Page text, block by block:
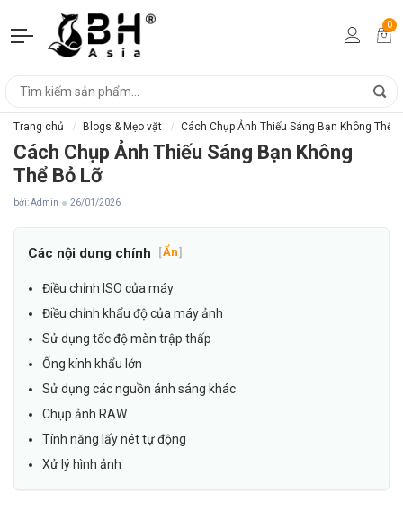
0
Trang chủ Blogs & Mẹo vặt Cách Chụp Ảnh Thiếu Sáng Bạn Không Thể
Cách Chụp Ảnh Thiếu Sáng Bạn Không
Thể Bỏ Lỡ
bởi: Admin 26/01/2026
Các nội dung chính [Ẩn]
Điều chỉnh ISO của máy
Điều chỉnh khẩu độ của máy ảnh
Sử dụng tốc độ màn trập thấp
Ống kính khẩu lớn
Sử dụng các nguồn ánh sáng khác
Chụp ảnh RAW
Tính năng lấy nét tự động
Xử lý hình ảnh